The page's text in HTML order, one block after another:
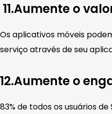
11.Aumente o
Os aplicativos móveis
serviço através de seu
12.Aumente o
83% de todos os usuários